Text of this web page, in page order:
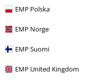
EMP Polska
EMP Norge
EMP Suomi
EMP United Kingdom